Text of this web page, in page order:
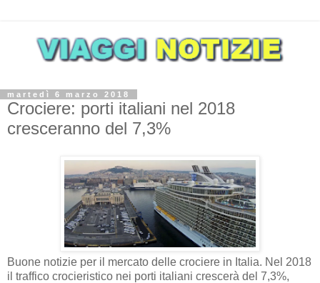
martedì 6 marzo 2018
Crociere: porti italiani nel 2018
cresceranno del 7,3%
Buone notizie per il mercato delle crociere in Italia. Nel 2018
il traffico crocieristico nei porti italiani crescerà del 7,3%,